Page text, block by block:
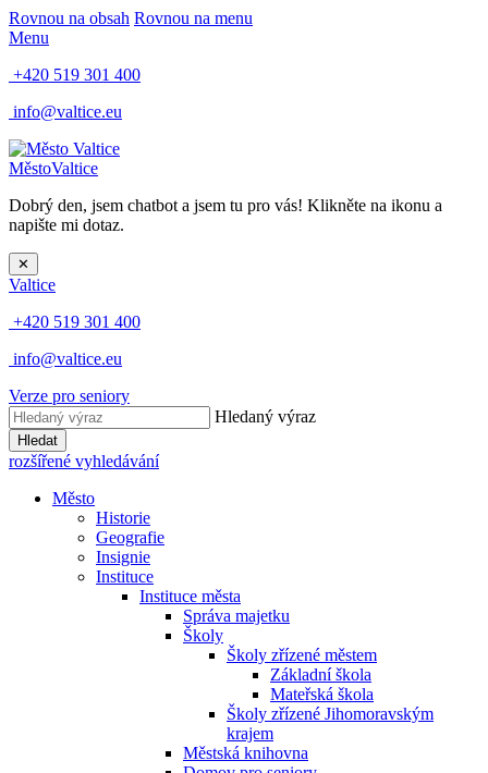
Rovnou na obsah Rovnou na menu
Menu
+420 519 301 400
info@valtice.eu
MěstoValtice
Dobrý den, jsem chatbot a jsem tu pro vás! Klikněte na ikonu a
napište mi dotaz.
✕
Valtice
+420 519 301 400
info@valtice.eu
Verze pro seniory
Hledaný výraz
Hledat
rozšířené vyhledávání
Město
Historie
Geografie
Insignie
Instituce
Instituce města
Správa majetku
Školy
Školy zřízené městem
Základní škola
Mateřská škola
Školy zřízené Jihomoravským
krajem
Městská knihovna